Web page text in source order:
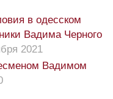
в одесском
Вадима Черного
2021
Вадимом